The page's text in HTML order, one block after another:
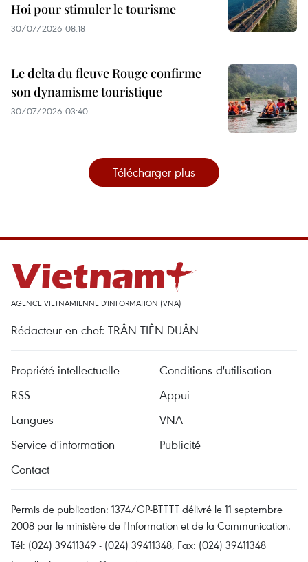
Hoi pour stimuler le tourisme
30/07/2026 08:18
Le delta du fleuve Rouge confirme
son dynamisme touristique
30/07/2026 03:40
Télécharger plus
AGENCE VIETNAMIENNE D'INFORMATION (VNA)
Rédacteur en chef: TRÂN TIÊN DUÂN
Propriété intellectuelle
Conditions d'utilisation
RSS
Appui
Langues
VNA
Service d'information
Publicité
Contact
Permis de publication: 1374/GP-BTTTT délivré le 11 septembre
2008 par le ministère de l'Information et de la Communication.
Tél: (024) 39411349 - (024) 39411348, Fax: (024) 39411348